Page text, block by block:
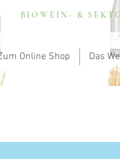
BIOWEIN- &
Online Shop Das